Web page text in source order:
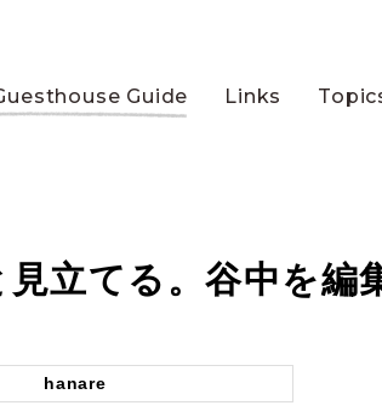
Guide Links
立てる。谷中を編
hanare